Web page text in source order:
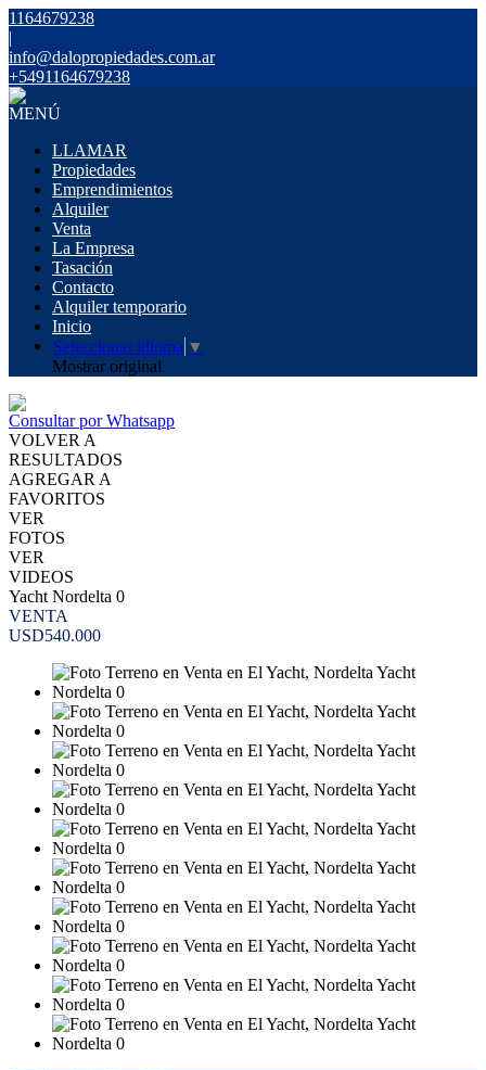
1164679238
|
info@dalopropiedades.com.ar
+5491164679238
MENÚ
LLAMAR
Propiedades
Emprendimientos
Alquiler
Venta
La Empresa
Tasación
Contacto
Alquiler temporario
Inicio
Seleccionar idioma ▼
Mostrar original
Consultar por Whatsapp
VOLVER A
RESULTADOS
AGREGAR A
FAVORITOS
VER
FOTOS
VER
VIDEOS
Yacht Nordelta 0
VENTA
USD540.000